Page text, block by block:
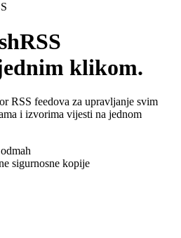
klikom.
RSS feedova za upravljanje svim
i izvorima vijesti na jednom
sigurnosne kopije